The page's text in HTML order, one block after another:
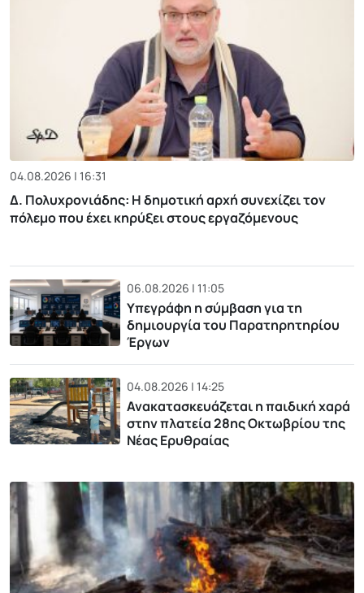
04.08.2026 | 16:31
Δ. Πολυχρονιάδης: Η δημοτική αρχή συνεχίζει τον
πόλεμο που έχει κηρύξει στους εργαζόμενους
06.08.2026 | 11:05
Υπεγράφη η σύμβαση για τη
δημιουργία του Παρατηρητηρίου
Έργων
04.08.2026 | 14:25
Ανακατασκευάζεται η παιδική χαρά
στην πλατεία 28ης Οκτωβρίου της
Νέας Ερυθραίας